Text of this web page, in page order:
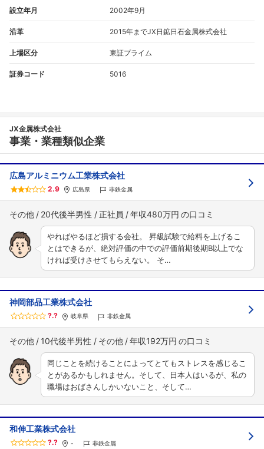
設立年月 2002年9月
沿革 2015年までJX日鉱日石金属株式会社
上場区分 東証プライム
証券コード 5016
JX金属株式会社
事業・業種類似企業
広島アルミニウム工業株式会社
2.9 広島県 非鉄金属
その他 20代後半男性 正社員 年収480万円
やればやるほど損する会社。 昇級試験で給料を上げるこ
とはできるが、絶対評価の中での評価前期後期B以上でな
ければ受けさせてもらえない。 そ…
神岡部品工業株式会社
?.? 岐阜県 非鉄金属
その他 10代後半男性 その他 年収192万円
同じことを続けることによってとてもストレスを感じるこ
とがあるかもしれません。そして、日本人はいるが、私の
職場はおばさんしかいないこと、そして…
和伸工業株式会社
?.? - 非鉄金属